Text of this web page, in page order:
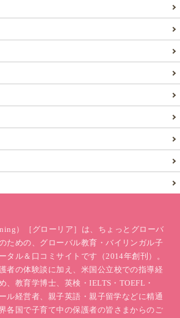
）［グローリア］は、ちょっとグローバ
ための、グローバル教育・バイリンガル子
タル＆口コミサイトです（2014年創刊）。
者の体験談に加え、米国公立校での指導経
、教育学博士、英検・IELTS・TOEFL・
ル経営者、親子英語・親子留学などに精通
各国で子育て中の保護者の皆さまからのご